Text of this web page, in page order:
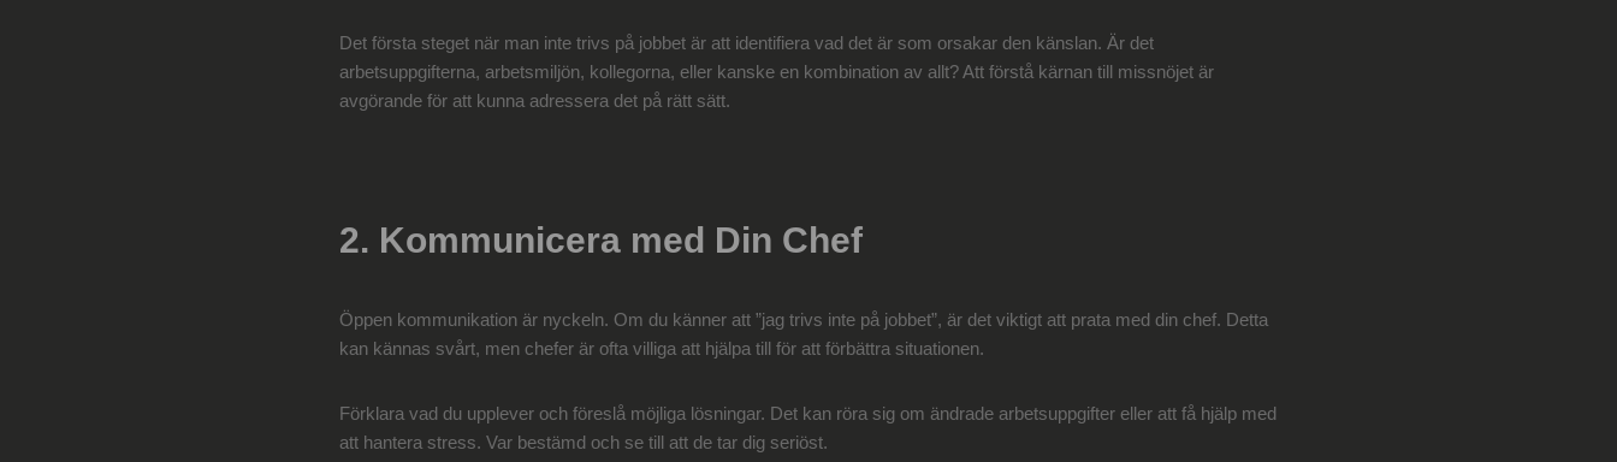
Det första steget när man inte trivs på jobbet är att identifiera vad det är som orsakar den känslan. Är det
arbetsuppgifterna, arbetsmiljön, kollegorna, eller kanske en kombination av allt? Att förstå kärnan till missnöjet är
avgörande för att kunna adressera det på rätt sätt.
2. Kommunicera med Din Chef
Öppen kommunikation är nyckeln. Om du känner att ”jag trivs inte på jobbet”, är det viktigt att prata med din chef. Detta
kan kännas svårt, men chefer är ofta villiga att hjälpa till för att förbättra situationen.
Förklara vad du upplever och föreslå möjliga lösningar. Det kan röra sig om ändrade arbetsuppgifter eller att få hjälp med
att hantera stress. Var bestämd och se till att de tar dig seriöst.